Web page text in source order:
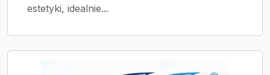
estetyki, idealnie...